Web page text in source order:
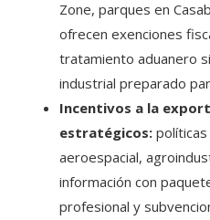
Zone, parques en
ofrecen exenciones
tratamiento aduanero
industrial preparado
Incentivos a la
estratégicos:
aeroespacial,
información con
profesional y